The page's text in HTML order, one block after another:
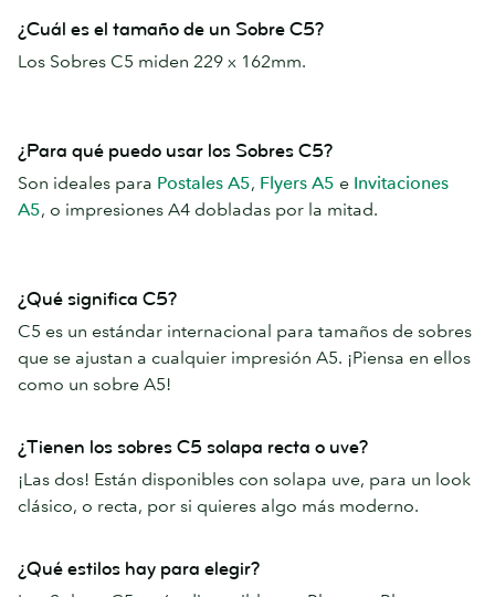
¿Cuál es el tamaño de un Sobre C5?
Los Sobres C5 miden 229 x 162mm.
¿Para qué puedo usar los Sobres C5?
Son ideales para Postales A5, Flyers A5 e Invitaciones
A5, o impresiones A4 dobladas por la mitad.
¿Qué significa C5?
C5 es un estándar internacional para tamaños de sobres
que se ajustan a cualquier impresión A5. ¡Piensa en ellos
como un sobre A5!
¿Tienen los sobres C5 solapa recta o uve?
¡Las dos! Están disponibles con solapa uve, para un look
clásico, o recta, por si quieres algo más moderno.
¿Qué estilos hay para elegir?